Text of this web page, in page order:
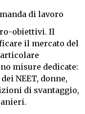
di lavoro
obiettivi. Il
il mercato del
misure dedicate:
NEET, donne,
di svantaggio,